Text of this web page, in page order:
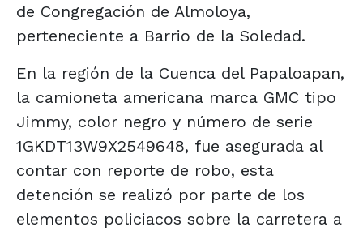
de Congregación de Almoloya,
perteneciente a Barrio de la Soledad.
En la región de la Cuenca del Papaloapan,
la camioneta americana marca GMC tipo
Jimmy, color negro y número de serie
1GKDT13W9X2549648, fue asegurada al
contar con reporte de robo, esta
detención se realizó por parte de los
elementos policiacos sobre la carretera a